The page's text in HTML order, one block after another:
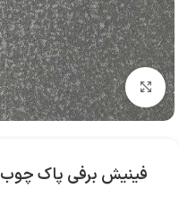
بزرگنمایی تصویر
فینیش برفی پاک چوب